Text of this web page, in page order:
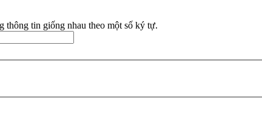
thông tin giống nhau theo một số ký tự.